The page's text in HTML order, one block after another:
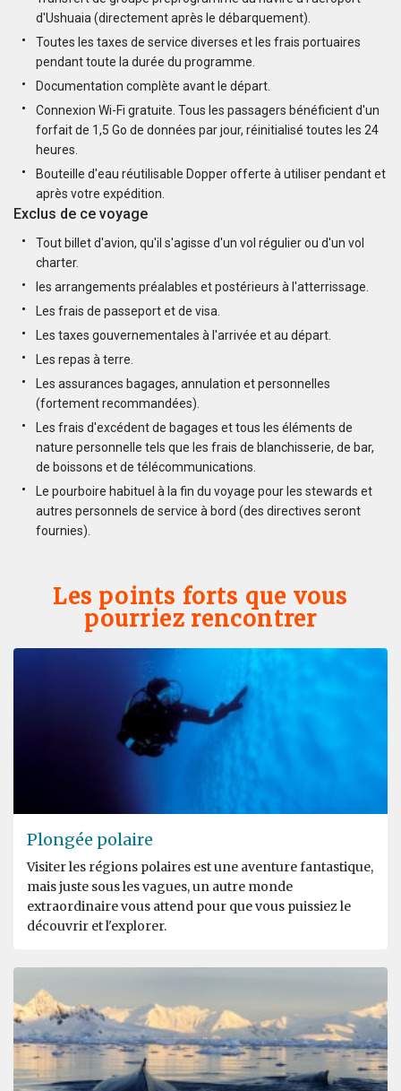
d'Ushuaia (directement après le débarquement).
Toutes les taxes de service diverses et les frais portuaires
pendant toute la durée du programme.
Documentation complète avant le départ.
Connexion Wi-Fi gratuite. Tous les passagers bénéficient d'un
forfait de 1,5 Go de données par jour, réinitialisé toutes les 24
heures.
Bouteille d'eau réutilisable Dopper offerte à utiliser pendant et
après votre expédition.
Exclus de ce voyage
Tout billet d'avion, qu'il s'agisse d'un vol régulier ou d'un vol
charter.
les arrangements préalables et postérieurs à l'atterrissage.
Les frais de passeport et de visa.
Les taxes gouvernementales à l'arrivée et au départ.
Les repas à terre.
Les assurances bagages, annulation et personnelles
(fortement recommandées).
Les frais d'excédent de bagages et tous les éléments de
nature personnelle tels que les frais de blanchisserie, de bar,
de boissons et de télécommunications.
Le pourboire habituel à la fin du voyage pour les stewards et
autres personnels de service à bord (des directives seront
fournies).
Les points forts que vous
pourriez rencontrer
Plongée polaire
Visiter les régions polaires est une aventure fantastique,
mais juste sous les vagues, un autre monde
extraordinaire vous attend pour que vous puissiez le
découvrir et l'explorer.